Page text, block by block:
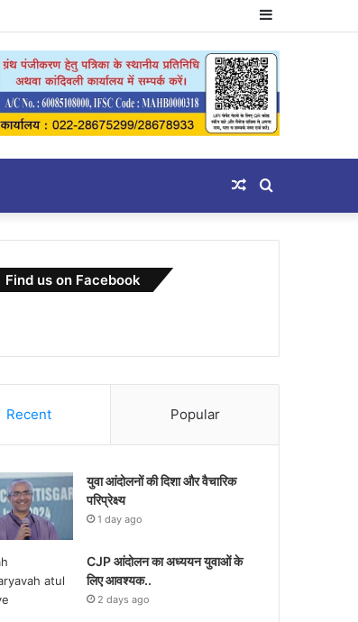
Sidebar
Search
for
Random
Article
Find us on Facebook
Recent Popular
युवा आंदोलनों की दिशा और वैचारिक
परिप्रेक्ष्य
1 day ago
CJP आंदोलन का अध्ययन युवाओं के
लिए आवश्यक..
2 days ago